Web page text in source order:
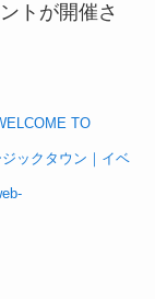
トが開催さ
TO
ックタウン｜イベ